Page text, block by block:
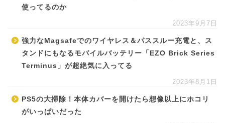
使ってるのか
2023年9月7日
強力なMagsafeでのワイヤレス＆パススルー充電と、ス
タンドにもなるモバイルバッテリー「EZO Brick Series
Terminus」が超絶気に入ってる
2023年8月1日
PS5の大掃除！本体カバーを開けたら想像以上にホコリ
がいっぱいだった